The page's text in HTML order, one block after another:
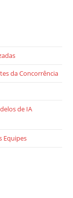
da Concorrência
de IA
Equipes